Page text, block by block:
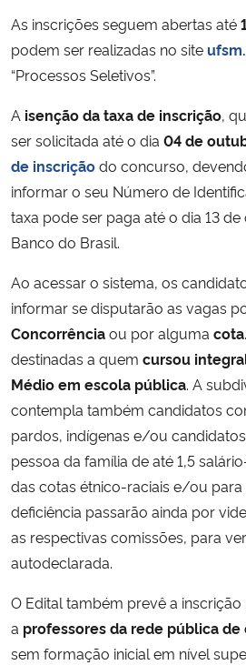
As inscrições seguem abertas até
podem ser realizadas no site
“Processos Seletivos”.
A isenção da taxa de inscrição,
ser solicitada até o dia 04 de
de inscriçãodo concurso,
informar o seu Número de
taxa pode ser paga até o dia 13
Banco do Brasil.
Ao acessar o sistema, os
informar se disputarão as vagas
Concorrênciaou por alguma cota
destinadas a quem cursou
Médio em escola pública. A
contempla também candidatos
pardos, indígenas e/ou
pessoa da família de até 1,5
das cotas étnico-raciais e/ou
deficiência passarão ainda por
as respectivas comissões, para
autodeclarada.
O Edital também prevê a inscrição
a professores da rede pública de
sem formação inicial em nível